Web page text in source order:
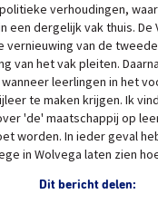
verhoudingen,
een dergelijk vak thuis. De
vernieuwing van de
van het vak pleiten.
leerlingen in het
te maken krijgen. Ik
'de' maatschappij op
worden. In ieder geval
in Wolvega laten zien
Dit bericht delen: